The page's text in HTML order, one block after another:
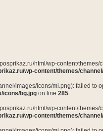
html/wp-content/
wp-content/themes/
images/icons/mi.png): failed to
icons/bg.jpg on line 285
html/wp-content/
wp-content/themes/